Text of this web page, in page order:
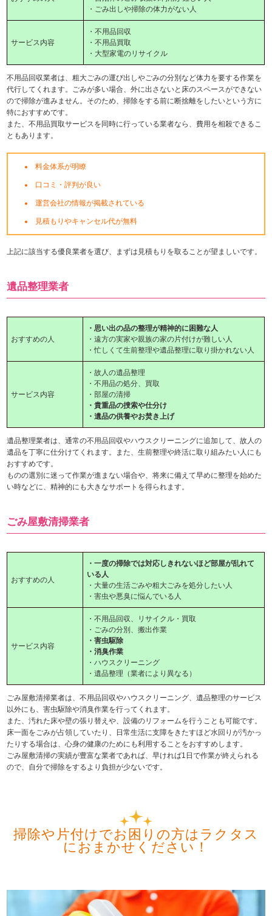
・ごみ出しや掃除の体力がない人
サービス内容
・不用品回収
・不用品買取
・大型家電のリサイクル
不用品回収業者は、粗大ごみの運び出しやごみの分別など体力を要する作業を
代行してくれます。ごみが多い場合、外に出さないと床のスペースができない
ので掃除が進みません。そのため、掃除をする前に断捨離をしたいという方に
特におすすめです。
また、不用品買取サービスを同時に行っている業者なら、費用を相殺できるこ
ともあります。
料金体系が明瞭
口コミ・評判が良い
運営会社の情報が掲載されている
見積もりやキャンセル代が無料
上記に該当する優良業者を選び、まずは見積もりを取ることが望ましいです。
遺品整理業者
おすすめの人
・思い出の品の整理が精神的に困難な人
・遠方の実家や親族の家の片付けが難しい人
・忙しくて生前整理や遺品整理に取り掛かれない人
サービス内容
・故人の遺品整理
・不用品の処分、買取
・部屋の清掃
・貴重品の捜索や仕分け
・遺品の供養やお焚き上げ
遺品整理業者は、通常の不用品回収やハウスクリーニングに追加して、故人の
遺品を丁寧に仕分けてくれます。また、生前整理や終活に取り組みたい人にも
おすすめです。
ものの選別に迷って作業が進まない場合や、将来に備えて早めに整理を始めた
い時などに、精神的にも大きなサポートを得られます。
ごみ屋敷清掃業者
おすすめの人
・一度の掃除では対応しきれないほど部屋が乱れて
いる人
・大量の生活ごみや粗大ごみを処分したい人
・害虫や悪臭に悩んでいる人
サービス内容
・不用品回収、リサイクル・買取
・ごみの分別、搬出作業
・害虫駆除
・消臭作業
・ハウスクリーニング
・遺品整理（業者により異なる）
ごみ屋敷清掃業者は、不用品回収やハウスクリーニング、遺品整理のサービス
以外にも、害虫駆除や消臭作業を行ってくれます。
また、汚れた床や壁の張り替えや、設備のリフォームを行うことも可能です。
床一面をごみが占領していたり、日常生活に支障をきたすほど水回りが汚かっ
たりする場合は、心身の健康のためにも利用することをおすすめします。
ごみ屋敷清掃の実績が豊富な業者であれば、早ければ1日で作業が終えられる
ので、自分で掃除をするより負担が少ないです。
掃除や片付けでお困りの方はラクタス
におまかせください！